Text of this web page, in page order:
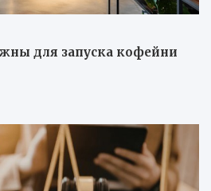
для запуска кофейни